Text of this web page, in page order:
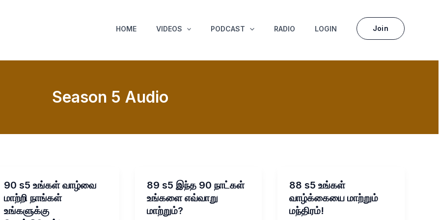
HOME VIDEOS PODCAST RADIO LOGIN Join
Season 5 Audio
90 s5 உங்கள் வாழ்வை
மாற்றி நாங்கள்
உங்களுக்கு
89 s5 இந்த 90 நாட்கள்
உங்களை எவ்வாறு
மாற்றும்?
88 s5 உங்கள்
வாழ்க்கையை மாற்றும்
மந்திரம்!